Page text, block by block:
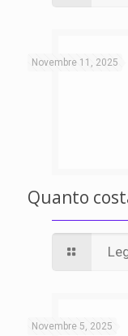
Novembre 11, 2025
Quanto
Novembre 5, 2025